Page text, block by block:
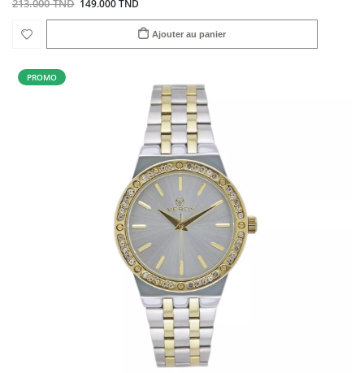
213.000 TND 149.000 TND
Ajouter au panier
PROMO